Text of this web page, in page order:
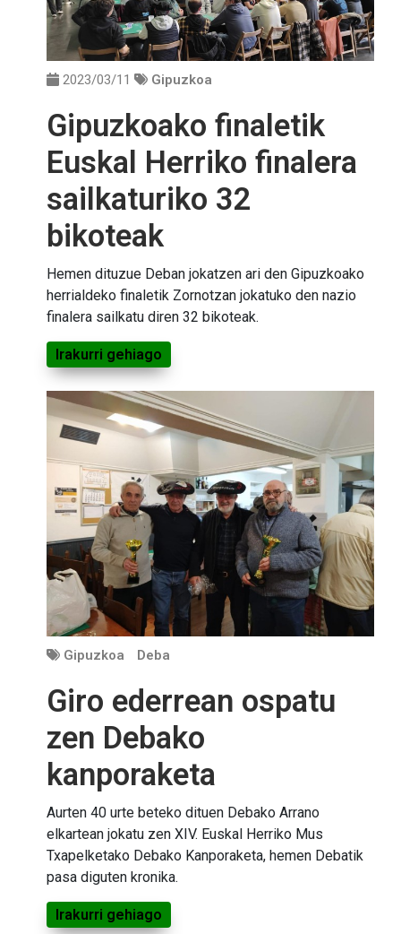
2023/03/11 Gipuzkoa
Gipuzkoako finaletik
Euskal Herriko finalera
sailkaturiko 32
bikoteak
Hemen dituzue Deban jokatzen ari den Gipuzkoako
herrialdeko finaletik Zornotzan jokatuko den nazio
finalera sailkatu diren 32 bikoteak.
Irakurri gehiago
Gipuzkoa Deba
Giro ederrean ospatu
zen Debako
kanporaketa
Aurten 40 urte beteko dituen Debako Arrano
elkartean jokatu zen XIV. Euskal Herriko Mus
Txapelketako Debako Kanporaketa, hemen Debatik
pasa diguten kronika.
Irakurri gehiago